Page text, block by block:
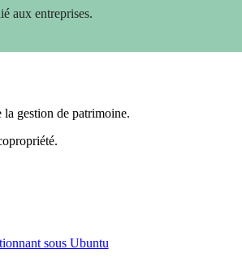
aux entreprises.
gestion de patrimoine.
sous Ubuntu